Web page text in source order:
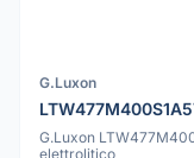
G.Luxon
G.Luxon
elettrolitico